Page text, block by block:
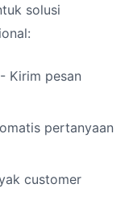
solusi
- Kirim pesan
pertanyaan
customer